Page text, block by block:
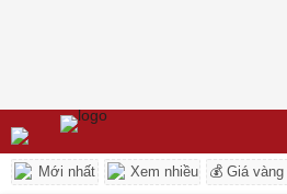
Mới nhất Xem nhiều 💰 Giá vàng